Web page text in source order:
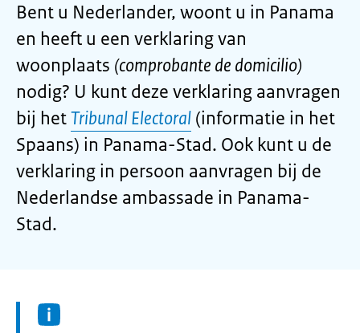
Bent u Nederlander, woont u in Panama
en heeft u een verklaring van
woonplaats (comprobante de domicilio)
nodig? U kunt deze verklaring aanvragen
bij hetTribunal Electoral (informatie in het
Spaans) in Panama-Stad. Ook kunt u de
verklaring in persoon aanvragen bij de
Nederlandse ambassade in Panama-
Stad.